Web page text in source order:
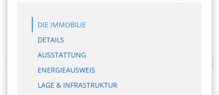
DIE IMMOBILIE
DETAILS
AUSSTATTUNG
ENERGIEAUSWEIS
LAGE & INFRASTRUKTUR